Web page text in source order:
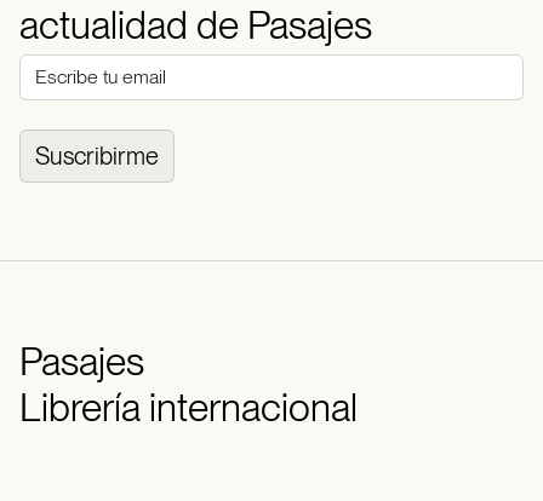
actualidad de Pasajes
Suscribirme
Pasajes
Librería internacional